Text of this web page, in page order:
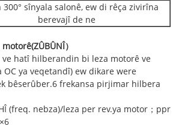
300° sînyala salonê, ew di rêça zivirîna
berevajî de ne
motorê(ZÛBÛNÎ）
ve hatî hilberandin bi leza motorê ve
ya veqetandî) ew dikare were
bêserûber.6 frekansa pirjimar hilbera
(freq. nebza)/leza per rev.ya motor；ppr